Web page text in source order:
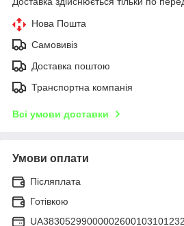
Нова Пошта
Самовивіз
Доставка поштою
Транспортна компанія
Всі умови доставки
Умови оплати
Післяплата
Готівкою